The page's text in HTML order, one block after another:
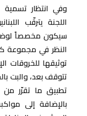
وفي انتظار
اللجنة يترقّب
سيكون مخصصاً لوضع
النظر في مجموعة
توثيقها للخروقات
تتوقف بعد، والبت
تطبيق ما تقرّر من
بالإضافة إلى